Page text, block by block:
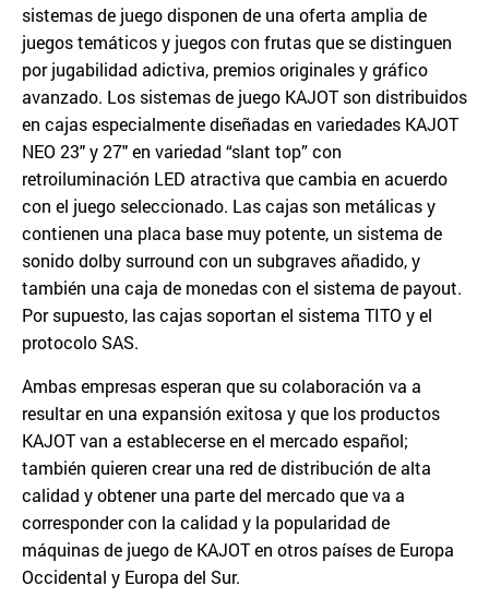
sistemas de juego disponen de una oferta amplia de
juegos temáticos y juegos con frutas que se distinguen
por jugabilidad adictiva, premios originales y gráfico
avanzado. Los sistemas de juego KAJOT son distribuidos
en cajas especialmente diseñadas en variedades KAJOT
NEO 23″ y 27″ en variedad “slant top” con
retroiluminación LED atractiva que cambia en acuerdo
con el juego seleccionado. Las cajas son metálicas y
contienen una placa base muy potente, un sistema de
sonido dolby surround con un subgraves añadido, y
también una caja de monedas con el sistema de payout.
Por supuesto, las cajas soportan el sistema TITO y el
protocolo SAS.
Ambas empresas esperan que su colaboración va a
resultar en una expansión exitosa y que los productos
KAJOT van a establecerse en el mercado español;
también quieren crear una red de distribución de alta
calidad y obtener una parte del mercado que va a
corresponder con la calidad y la popularidad de
máquinas de juego de KAJOT en otros países de Europa
Occidental y Europa del Sur.